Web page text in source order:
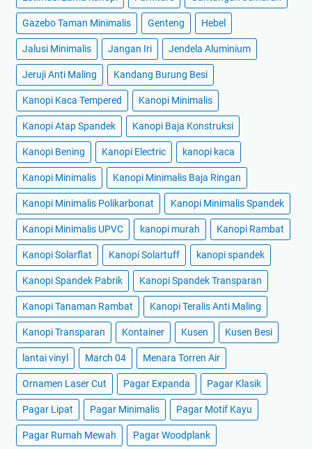
Gazebo Taman Minimalis Genteng Hebel
Jalusi Minimalis Jangan Iri Jendela Aluminium
Jeruji Anti Maling Kandang Burung Besi
Kanopi Kaca Tempered Kanopi Minimalis
Kanopi Atap Spandek Kanopi Baja Konstruksi
Kanopi Bening Kanopi Electric kanopi kaca
Kanopi Minimalis Kanopi Minimalis Baja Ringan
Kanopi Minimalis Polikarbonat Kanopi Minimalis Spandek
Kanopi Minimalis UPVC kanopi murah Kanopi Rambat
Kanopi Solarflat Kanopi Solartuff kanopi spandek
Kanopi Spandek Pabrik Kanopi Spandek Transparan
Kanopi Tanaman Rambat Kanopi Teralis Anti Maling
Kanopi Transparan Kontainer Kusen Kusen Besi
lantai vinyl March 04 Menara Torren Air
Ornamen Laser Cut Pagar Expanda Pagar Klasik
Pagar Lipat Pagar Minimalis Pagar Motif Kayu
Pagar Rumah Mewah Pagar Woodplank